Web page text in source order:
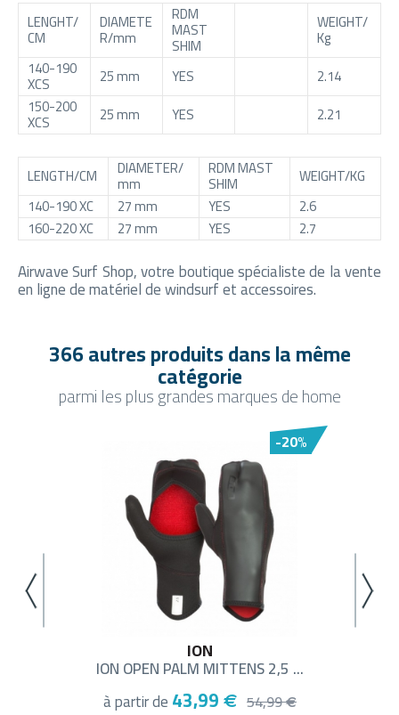
LENGHT/
CM
DIAMETE
R/mm
RDM
MAST
SHIM
WEIGHT/
Kg
140-190
XCS 25 mm YES
2.14
150-200
XCS 25 mm YES 2.21
LENGTH/CM DIAMETER/
mm
RDM MAST
SHIM
WEIGHT/KG
140-190 XC
27 mm YES
2.6
160-220 XC
27 mm YES 2.7
Airwave Surf Shop, votre boutique spécialiste de la vente
en ligne de matériel de windsurf et accessoires.
366 autres produits dans la même
catégorie
parmi les plus grandes marques de home
-20%
ION
ION OPEN PALM MITTENS 2,5 ...
à partir de43,99 € 54,99€